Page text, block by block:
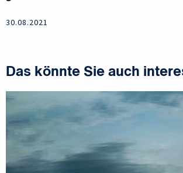
30.08.2021
Das könnte Sie auch